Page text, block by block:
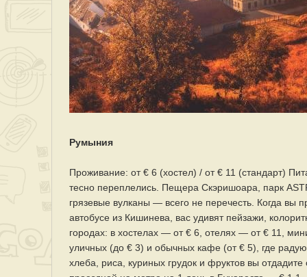
Румыния
Проживание: от € 6 (хостел) / от € 11 (стандарт)
тесно переплелись. Пещера Скэришоара, парк
грязевые вулканы — всего не перечесть. Когда вы
автобусе из Кишинева, вас удивят пейзажи,
городах: в хостелах — от € 6, отелях — от € 11,
уличных (до € 3) и обычных кафе (от € 5), где
хлеба, риса, куриных грудок и фруктов вы